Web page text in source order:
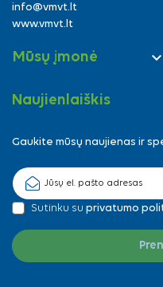
info@vmvt.lt
www.vmvt.lt
Mūsų įmonė 
Naujienlaiškis
Gaukite mūsų naujienas ir
Sutinku su privatumo